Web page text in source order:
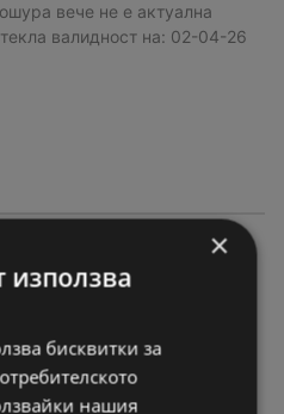
вече не е актуална
валидност на: 02-04-26
идеи за стилно
в COMO с вали
вече не е актуална
валидност на:
×
използва
бисквитки за
нашия